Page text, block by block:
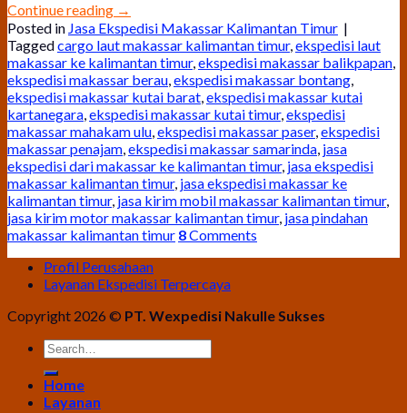
Continue reading →
Posted in Jasa Ekspedisi Makassar Kalimantan Timur |
Taggedcargo laut makassar kalimantan timur,ekspedisi laut
makassar ke kalimantan timur,ekspedisi makassar balikpapan,
ekspedisi makassar berau,ekspedisi makassar bontang,
ekspedisi makassar kutai barat,ekspedisi makassar kutai
kartanegara,ekspedisi makassar kutai timur,ekspedisi
makassar mahakam ulu,ekspedisi makassar paser,ekspedisi
makassar penajam,ekspedisi makassar samarinda, jasa
ekspedisi dari makassar ke kalimantan timur, jasa ekspedisi
makassar kalimantan timur, jasa ekspedisi makassar ke
kalimantan timur, jasa kirim mobil makassar kalimantan timur,
jasa kirim motor makassar kalimantan timur, jasa pindahan
makassar kalimantan timur 8Comments
Profil Perusahaan
Layanan Ekspedisi Terpercaya
Copyright 2026 © PT. Wexpedisi Nakulle Sukses
Home
Layanan